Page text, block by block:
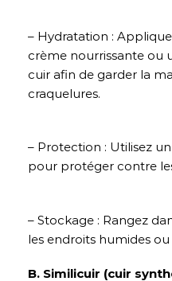
– Hydratation :
crème nourrissante ou
cuir afin de garder la
craquelures.
– Protection : Utilisez
pour protéger contre
– Stockage : Rangez
les endroits humides
B. Similicuir (cuir